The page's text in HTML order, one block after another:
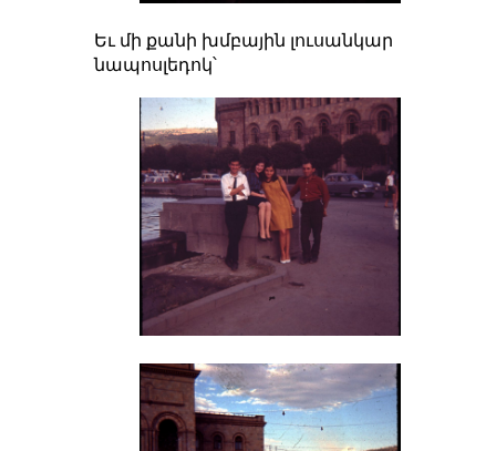
Եւ մի քանի խմբային լուսանկար
նապոսլեդոկ՝